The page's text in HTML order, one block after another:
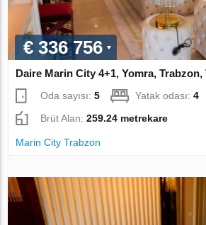
€ 336 756
Daire Marin City 4+1, Yomra,
Oda sayısı:5 Yatak odası:4
Brüt Alan:259.24 metrekare
Marin City Trabzon